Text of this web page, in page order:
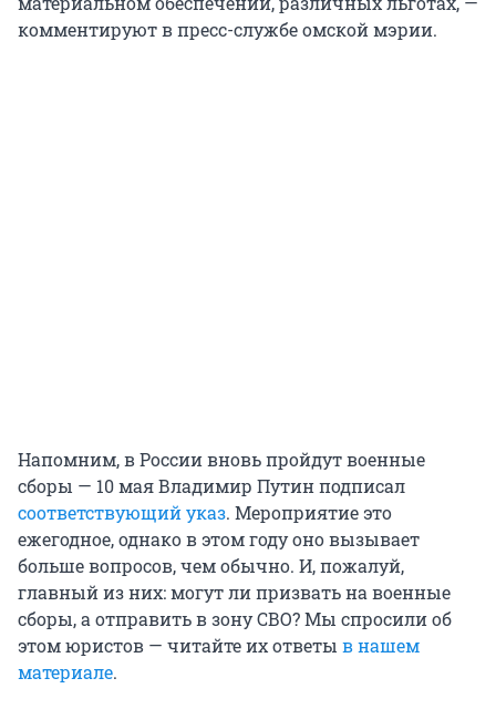
комментируют в пресс-службе омской мэрии.
Напомним, в России вновь пройдут военные
сборы — 10 мая Владимир Путин подписал
соответствующий указ. Мероприятие это
ежегодное, однако в этом году оно вызывает
больше вопросов, чем обычно. И, пожалуй,
главный из них: могут ли призвать на военные
сборы, а отправить в зону СВО? Мы спросили об
этом юристов — читайте их ответы в нашем
материале.